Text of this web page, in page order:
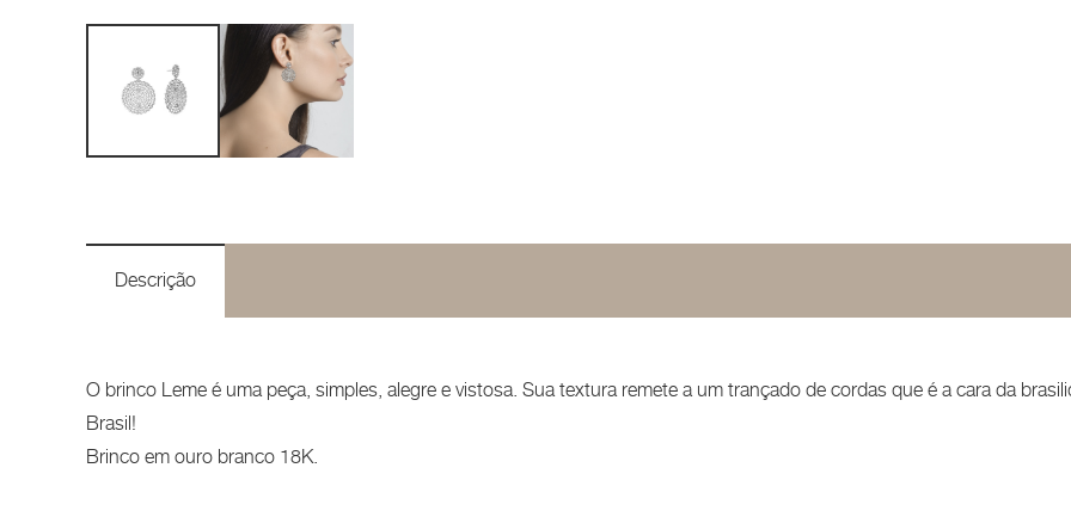
Descrição
O brinco Leme é uma peça, simples, alegre e vistosa. Sua textura remete a um trançado de cordas que é a cara da
Brasil!
Brinco em ouro branco 18K.